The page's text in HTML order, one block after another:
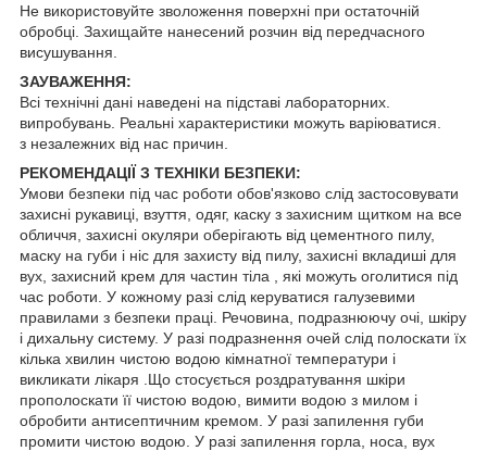
Не використовуйте зволоження поверхні при остаточній
обробці. Захищайте нанесений розчин від передчасного
висушування.
ЗАУВАЖЕННЯ:
Всі технічні дані наведені на підставі лабораторних.
випробувань. Реальні характеристики можуть варіюватися.
з незалежних від нас причин.
РЕКОМЕНДАЦІЇ З ТЕХНІКИ БЕЗПЕКИ:
Умови безпеки під час роботи обов'язково слід застосовувати
захисні рукавиці, взуття, одяг, каску з захисним щитком на все
обличчя, захисні окуляри оберігають від цементного пилу,
маску на губи і ніс для захисту від пилу, захисні вкладиші для
вух, захисний крем для частин тіла , які можуть оголитися під
час роботи. У кожному разі слід керуватися галузевими
правилами з безпеки праці. Речовина, подразнюючу очі, шкіру
і дихальну систему. У разі подразнення очей слід полоскати їх
кілька хвилин чистою водою кімнатної температури і
викликати лікаря .Що стосується роздратування шкіри
прополоскати її чистою водою, вимити водою з милом і
обробити антисептичним кремом. У разі запилення губи
промити чистою водою. У разі запилення горла, носа, вух